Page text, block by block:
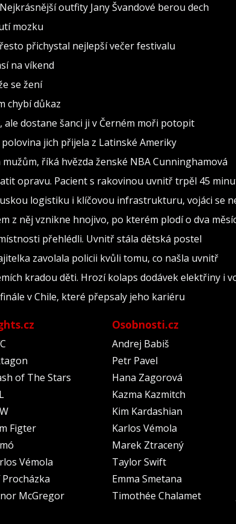
outfity Jany Švandové berou dech
mozku
přichystal nejlepší večer festivalu
na víkend
se žení
chybí důkaz
dostane šanci ji v Černém moři potopit
jich přijela z Latinské Ameriky
říká hvězda ženské NBA Cunninghamová
opravu. Pacient s rakovinou uvnitř trpěl 45
logistiku i klíčovou infrastrukturu, vojáci se
z něj vznikne hnojivo, po kterém plodí o dva
přehlédli. Uvnitř stála dětská postel
zavolala policii kvůli tomu, co našla uvnitř
kradou děti. Hrozí kolaps dodávek elektřiny i
v Chile, které přepsaly jeho kariéru
of The Stars
Figter
Vémola
Procházka
McGregor
Osobnosti.cz
Andrej Babiš
Petr Pavel
Hana Zagorová
Kazma Kazmitch
Kim Kardashian
Karlos Vémola
Marek Ztracený
Taylor Swift
Emma Smetana
Timothée Chalamet